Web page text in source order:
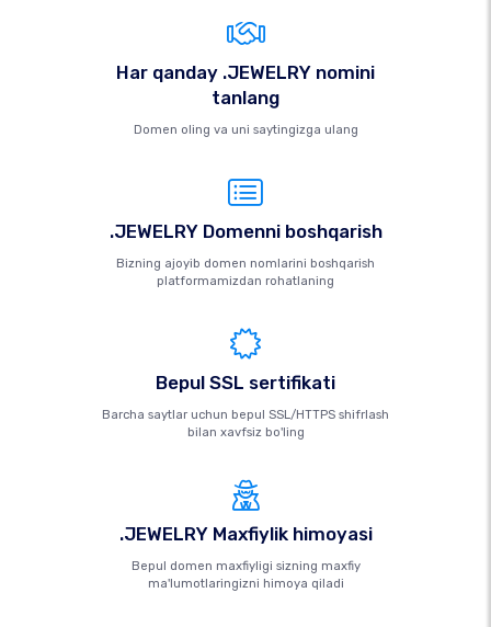
Har qanday .JEWELRY nomini
tanlang
Domen oling va uni saytingizga ulang
.JEWELRY Domenni boshqarish
Bizning ajoyib domen nomlarini boshqarish
platformamizdan rohatlaning
Bepul SSL sertifikati
Barcha saytlar uchun bepul SSL/HTTPS shifrlash
bilan xavfsiz bo'ling
.JEWELRY Maxfiylik himoyasi
Bepul domen maxfiyligi sizning maxfiy
ma'lumotlaringizni himoya qiladi